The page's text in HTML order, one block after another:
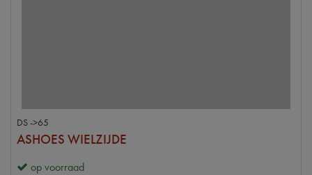
DS ->65
ASHOES WIELZIJDE
op voorraad